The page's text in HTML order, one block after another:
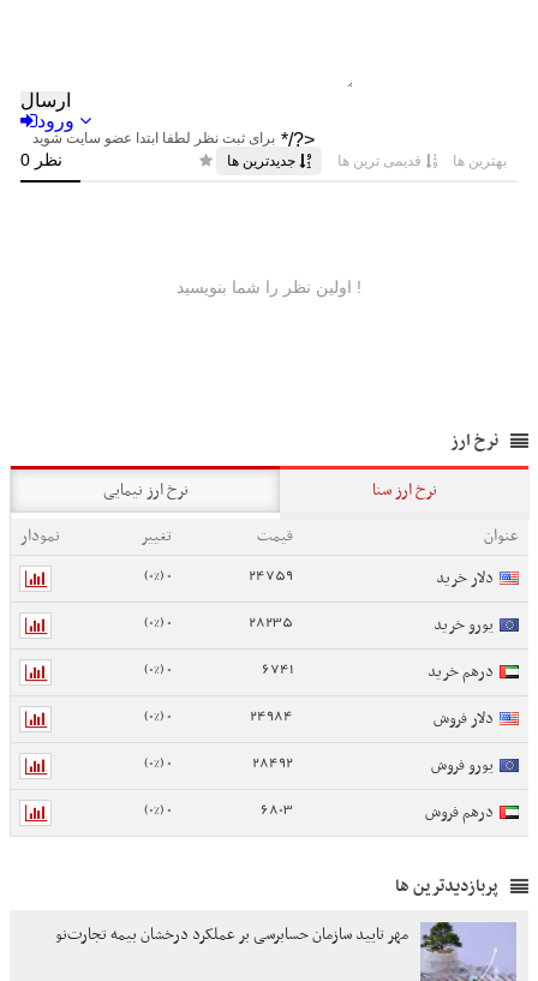
نرخ ارز
نرخ ارز سنا
نرخ ارز نیمایی
عنوان
قیمت تغییر
نمودار
دلار خرید
24759
0 (0%)
یورو خرید 28235
0 (0%)
درهم خرید 6741
0 (0%)
دلار فروش 24984
0 (0%)
یورو فروش 28492
0 (0%)
درهم فروش 6803
0 (0%)
پربازدیدترین ها
مهر تایید سازمان حسابرسی بر عملکرد درخشان بیمه تجارت‌نو